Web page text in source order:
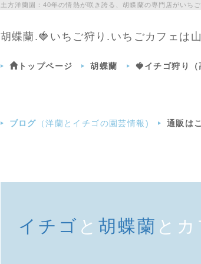
土方洋蘭園：40年の情熱が咲き誇る、胡蝶蘭の専門店がいち
胡蝶蘭.🍓いちご狩り.いちごカフェは
トップページ 胡蝶蘭 🍓イチゴ狩り（
ブログ （洋蘭とイチゴの園芸情報) 通販は
イチゴ と 胡蝶蘭 と